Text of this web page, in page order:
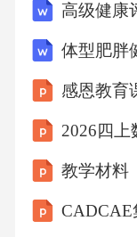
准确记录实验
据处理和误差
决思维分级量
确识别出物理
要素。01分
对问题进行深
高级健康
体型肥胖
感恩教育
2026四
教学材料
CADCAE